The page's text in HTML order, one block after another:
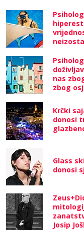
nas
zbog
Krčki
donosi
Glass
donosi
Josip